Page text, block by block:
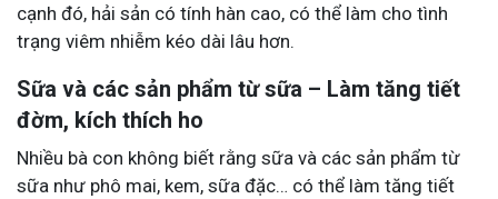
cạnh đó, hải sản có tính hàn cao, có thể làm cho tình
trạng viêm nhiễm kéo dài lâu hơn.
Sữa và các sản phẩm từ sữa – Làm tăng tiết
đờm, kích thích ho
Nhiều bà con không biết rằng sữa và các sản phẩm từ
sữa như phô mai, kem, sữa đặc… có thể làm tăng tiết